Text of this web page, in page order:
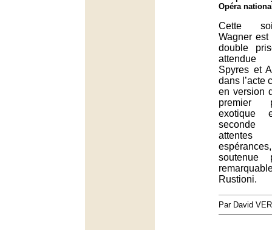
Opéra
Cette
Wagner est
double
attendue
Spyres et
dans l’acte
en version
premier
exotique
attentes
Rustioni.
Par David